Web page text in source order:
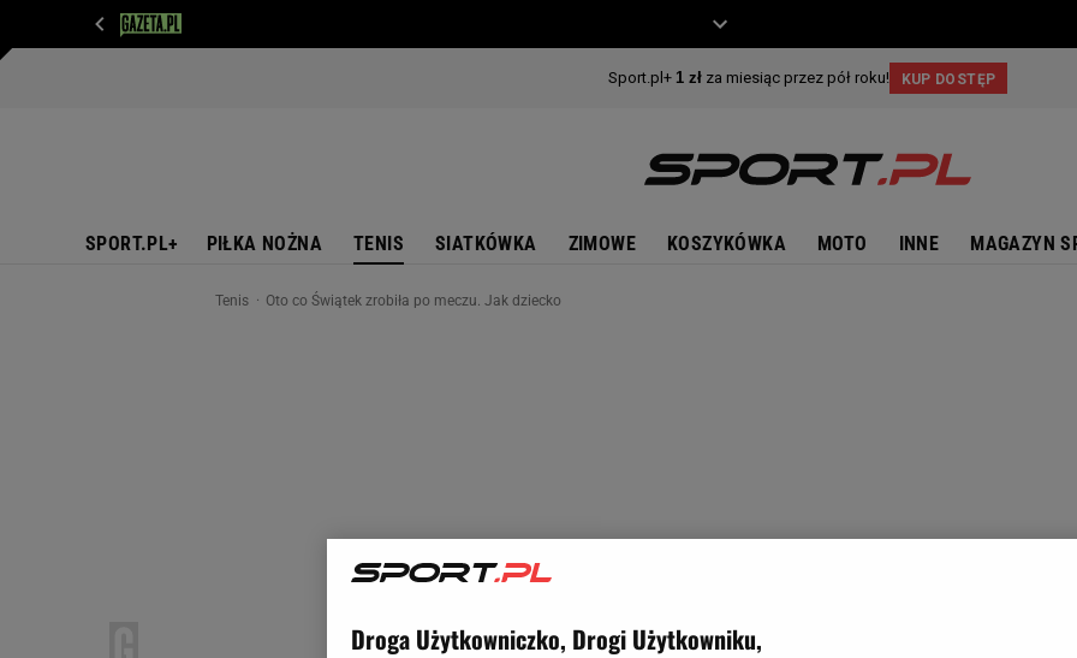
SPORT.PL+ PIŁKA NOŻNA TENIS SIATKÓWKA ZIMOWE KOSZYKÓWKA MOTO INNE MAGAZYN
Tenis Oto co Świątek zrobiła po meczu. Jak dziecko
Droga Użytkowniczko, Drogi Użytkowniku,